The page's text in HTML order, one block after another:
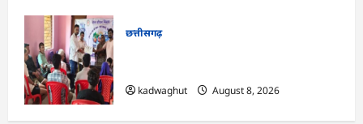
छत्तीसगढ़
kadwaghut
August 8, 2026